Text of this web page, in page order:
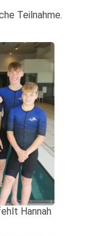
Teilnahme.
Hannah